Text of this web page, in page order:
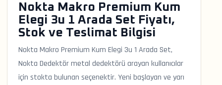
Nokta Makro Premium Kum
Elegi 3u 1 Arada Set Fiyatı,
Stok ve Teslimat Bilgisi
Nokta Makro Premium Kum Elegi 3u 1 Arada Set,
Nokta Dedektör metal dedektörü arayan kullanıcılar
için stokta bulunan seçenektir. Yeni başlayan ve yarı